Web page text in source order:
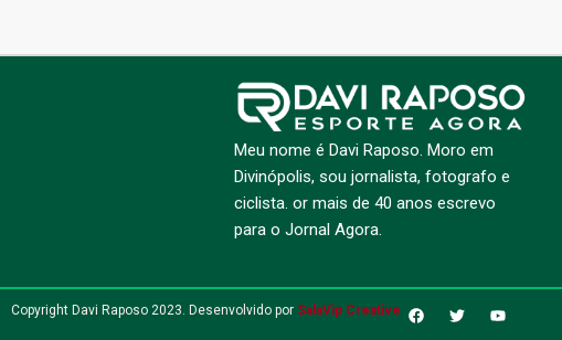
Meu nome é Davi Raposo. Moro em
Divinópolis, sou jornalista, fotografo e
ciclista. or mais de 40 anos escrevo
para o Jornal Agora.
Copyright Davi Raposo 2023. Desenvolvido por SalaVip Creative